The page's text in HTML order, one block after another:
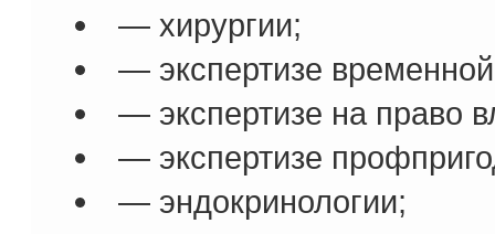
— хирургии;
— экспертизе
— экспертизе на право
— экспертизе
— эндокринологии;